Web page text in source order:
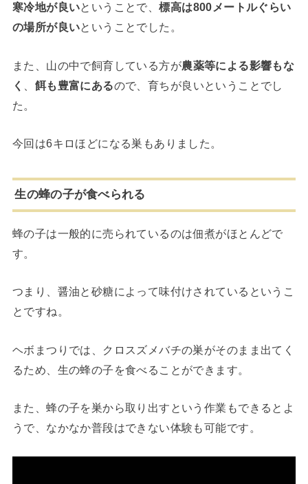
寒冷地が良いということで、標高は800メートルぐらい
の場所が良いということでした。
また、山の中で飼育している方が農薬等による影響もな
く
餌も豊富にあるので、育ちが良いということでし
た。
今回は6キロほどになる巣もありました。
生の蜂の子が食べられる
蜂の子は一般的に売られているのは佃煮がほとんどで
す。
つまり、醤油と砂糖によって味付けされているというこ
とですね。
ヘボまつりでは、クロスズメバチの巣がそのまま出てく
るため、生の蜂の子を食べることができます。
また、蜂の子を巣から取り出すという作業もできるとよ
うで、なかなか普段はできない体験も可能です。